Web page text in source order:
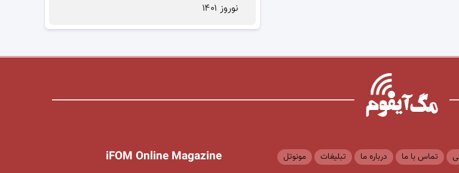
نوروز ۱۴۰۱
iFOM Online Magazine تماس با ما درباره ما تبلیغات مونوتل